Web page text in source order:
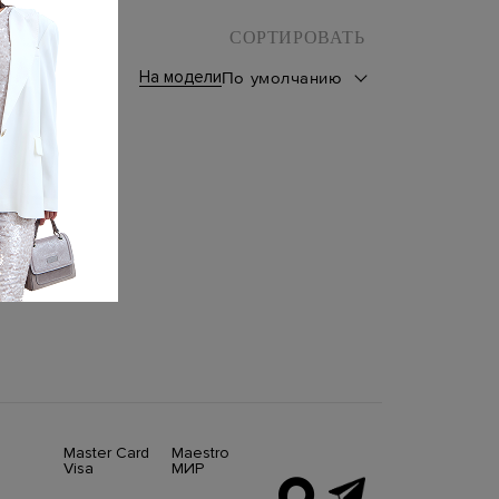
На модели
СОРТИРОВАТЬ
По умолчанию
Master Card
Visa
Maestro
МИР